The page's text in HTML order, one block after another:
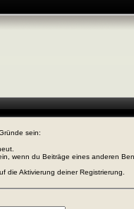
sein:
wenn du Beiträge eines anderen
die Aktivierung deiner Registrierung.